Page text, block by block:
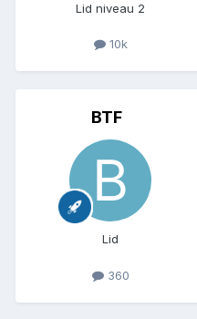
Lid niveau 2
10k
BTF
Lid
360